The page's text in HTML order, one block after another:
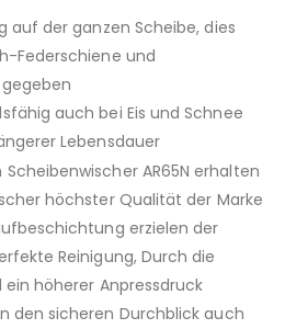
auf der ganzen Scheibe, dies
Federschiene und
auch bei Eis und Schnee
Lebensdauer
AR65N erhalten
höchster Qualität der Marke
erzielen der
Reinigung, Durch die
höherer Anpressdruck
den sicheren Durchblick auch